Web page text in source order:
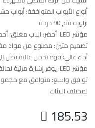
أنواع الأبواب المتوافقة: أبواب
بزاوية فتح 90 درجة
مؤشر LED: أخضر: الباب مغلق؛ أحمر: الباب مفتوح
تصميم متين: مصنوع من مواد
أداء عالي: قوة تحمل عالية تصل إلى 300 كجم، مما يوفر أمانًا
مؤشر LED: يوفر إشارة مرئية لحالة القفل لتسهيل المراقبة
توافق واسع: متوافق مع
لمختلف البيئات
 185.53